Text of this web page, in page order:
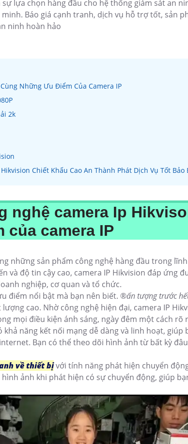
sự lựa chọn hàng đầu cho hệ thống giám sát an
Báo giá cạnh tranh, dịch vụ hỗ trợ tốt, sản
ninh hoàn hảo
Những Ưu Điểm Của Camera IP
2k
Chiết Khấu Cao An Thành Phát Dịch Vụ Tốt Bảo
nghệ camera Ip
camera IP
những sản phẩm công nghệ hàng đầu trong
và độ tin cậy cao, camera IP Hikvision đáp ứng
nghiệp, cơ quan và tổ chức.
điểm nổi bật mà bạn nên biết. ®️ấn tượng trước
cao. Nhờ công nghệ hiện đại, camera IP
mọi điều kiện ánh sáng, ngày đêm một cách rõ
khả năng kết nối mạng dễ dàng và linh hoạt, giúp
Bạn có thể theo dõi hình ảnh từ bất kỳ
về thiết bịvới tính năng phát hiện chuyển
ảnh khi phát hiện có sự chuyển động, giúp